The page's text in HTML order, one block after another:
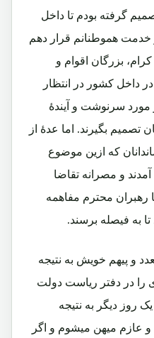
گرفته بودم تا داخل
خدمت هموطنانم قرار دهم
بزرگان اقوام و
داخل کشور در انتظار
مورد سرنوشت و آیندۀ
تصمیم بگیرند. اما عدۀ از
که ازین موضوع
آمدند و مصرانه تقاضا
رهبران محترم مفاهمه
تا به فیصله برسند.
و پیهم خویش به نتیجه
را در دفتر ریاست دولت
روز دیگر به نتیجه
و عازم میهن میشوم و اگر